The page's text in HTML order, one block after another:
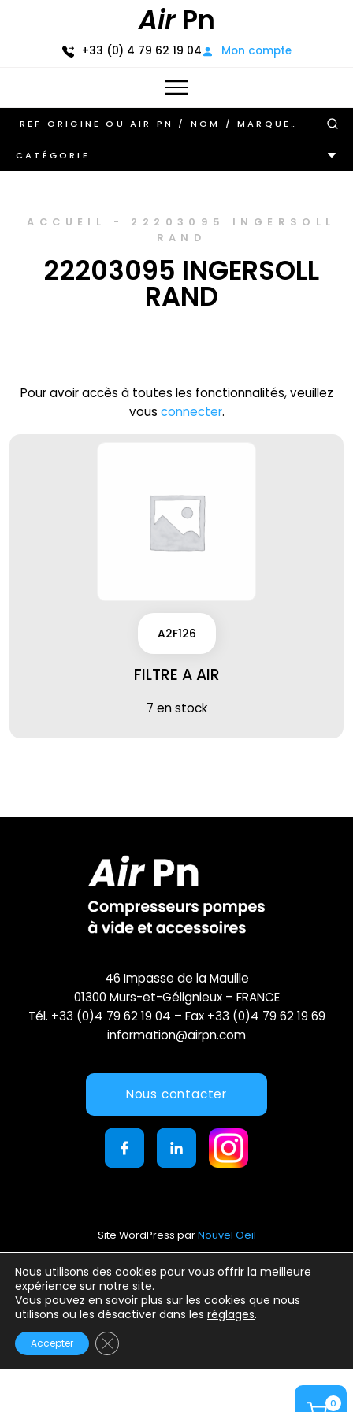
AirPn
+33 (0) 4 79 62 19 04 Mon compte
0
CATÉGORIE
ACCUEIL - 22203095 INGERSOLL
RAND
22203095 INGERSOLL
RAND
Pour avoir accès à toutes les fonctionnalités, veuillez
vous connecter.
A2F126
FILTRE A AIR
7 en stock
Nous utilisons des cookies pour vous offrir la meilleure
expérience sur notre site.
Vous pouvez en savoir plus sur les cookies que nous
utilisons ou les désactiver dans les réglages.
Accepter Fermer la bannière des cookies GDPR
46 Impasse de la Mauille
01300 Murs-et-Gélignieux – FRANCE
Tél. +33 (0)4 79 62 19 04 – Fax +33 (0)4 79 62 19 69
information@airpn.com
Nous contacter
Site WordPress parNouvel Oeil
Mentions légales
Conditions générales d’utilisation
Politique de confidentialité